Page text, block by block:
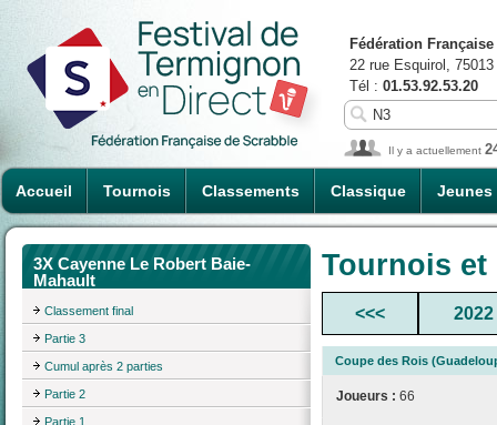
Accueil Tournois Classements Classique Jeunes
Fédération
22 rue Esquirol,
Tél : 01.53.92.53.20
Il y a actuellement
3X Cayenne Le Robert Baie-
Mahault
Classement final
Partie 3
Cumul après 2 parties
Partie 2
Partie 1
Tournois
<<< 2022
Coupe des Rois
Joueurs : 66